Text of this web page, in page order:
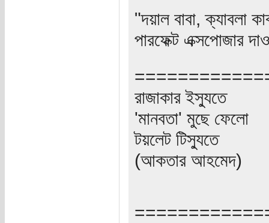
"দয়াল বাবা, ক্যাবলা
পারফেক্ট এক্সপোজার
রাজাকার ইস্যুতে
'মানবতা' মুছে ফেলো
টয়লেট টিস্যুতে
(আকতার আহমেদ)